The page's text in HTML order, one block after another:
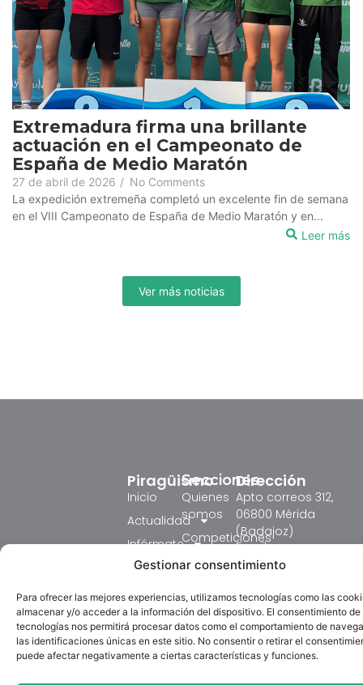
Gestionar consentimiento
Para ofrecer las mejores experiencias, utilizamos tecnologías como las
almacenar y/o acceder a la información del dispositivo. El consentimiento de
tecnologías nos permitirá procesar datos como el comportamiento de
las identificaciones únicas en este sitio. No consentir o retirar el
puede afectar negativamente a ciertas características y funciones.
Extremadura firma una brillante
actuación en el Campeonato de
España de Medio Maratón
27 de abril de 2026 / No Comments
La expedición extremeña completó un excelente fin de semana
en el VIII Campeonato de España de Medio Maratón y en...
Leer más
Ver más noticias
La Federación
Extremeña de
Secciones
Quienes
somos
Competiciones
Formación
Galeria
Textos
Legales
Aviso
Piragüismo
Inicio
Actualidad
Infórmate
Resultados
Competición
Formación
Piragüismo
Dirección
Apto correos 312,
06800 Mérida
(Badajoz)
Email:
Horario:
Lunes de 18:00 a
20:00 horas.
Martes de 12:00 a